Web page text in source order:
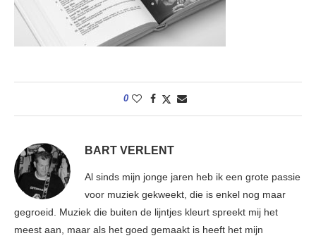
0
BART VERLENT
Al sinds mijn jonge jaren heb ik een grote passie
voor muziek gekweekt, die is enkel nog maar
gegroeid. Muziek die buiten de lijntjes kleurt spreekt mij het
meest aan, maar als het goed gemaakt is heeft het mijn